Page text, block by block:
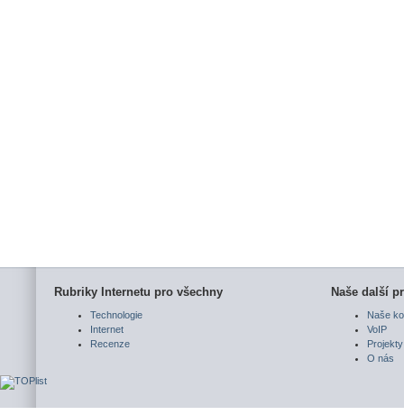
Rubriky Internetu pro všechny
Technologie
Internet
Recenze
Naše další
Naše
VoIP
Projekty
O nás